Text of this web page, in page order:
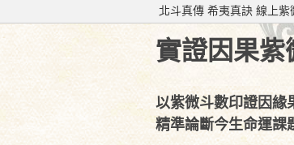
北斗真傳 希夷真訣 線上紫
實證因果紫
以紫微斗數印證因緣
精準論斷今生命運課